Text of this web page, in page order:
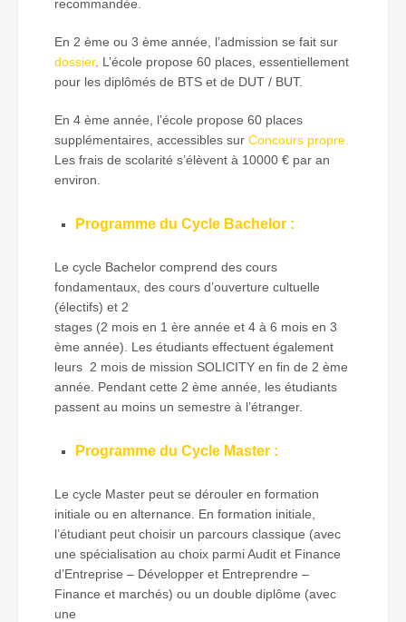
recommandée.
En 2 ème ou 3 ème année, l’admission se fait sur
dossier. L’école propose 60 places, essentiellement
pour les diplômés de BTS et de DUT / BUT.
En 4 ème année, l’école propose 60 places
supplémentaires, accessibles sur Concours propre.
Les frais de scolarité s’élèvent à 10000 € par an
environ.
Programme du Cycle Bachelor :
Le cycle Bachelor comprend des cours
fondamentaux, des cours d’ouverture cultuelle
(électifs) et 2
stages (2 mois en 1 ère année et 4 à 6 mois en 3
ème année). Les étudiants effectuent également
leurs 2 mois de mission SOLICITY en fin de 2 ème
année. Pendant cette 2 ème année, les étudiants
passent au moins un semestre à l’étranger.
Programme du Cycle Master :
Le cycle Master peut se dérouler en formation
initiale ou en alternance. En formation initiale,
l’étudiant peut choisir un parcours classique (avec
une spécialisation au choix parmi Audit et Finance
d’Entreprise – Développer et Entreprendre –
Finance et marchés) ou un double diplôme (avec
une